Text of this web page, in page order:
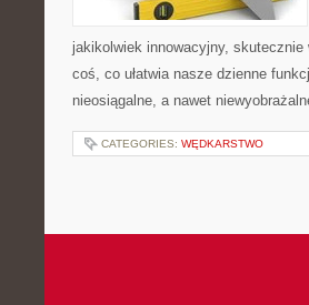
jakikolwiek innowacyjny, skutecznie
coś, co ułatwia nasze dzienne
nieosiągalne, a nawet
CATEGORIES: WĘDKARSTWO